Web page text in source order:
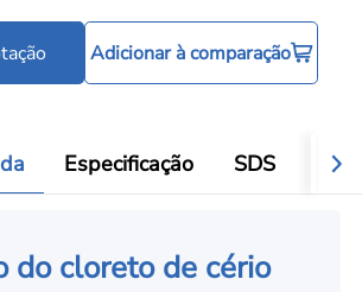
Adicionar à comparação
Especificação SDS
do cloreto de cério